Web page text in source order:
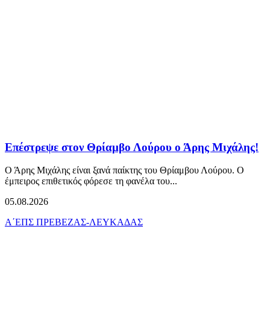
Επέστρεψε στον Θρίαμβο Λούρου ο Άρης Μιχάλης!
Ο Άρης Μιχάλης είναι ξανά παίκτης του Θρίαμβου Λούρου. Ο
έμπειρος επιθετικός φόρεσε τη φανέλα του...
05.08.2026
Α΄ΕΠΣ ΠΡΕΒΕΖΑΣ-ΛΕΥΚΑΔΑΣ